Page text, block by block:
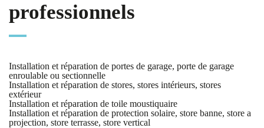
professionnels
Installation et réparation de portes de garage, porte de garage
enroulable ou sectionnelle
Installation et réparation de stores, stores intérieurs, stores
extérieur
Installation et réparation de toile moustiquaire
Installation et réparation de protection solaire, store banne, store a
projection, store terrasse, store vertical